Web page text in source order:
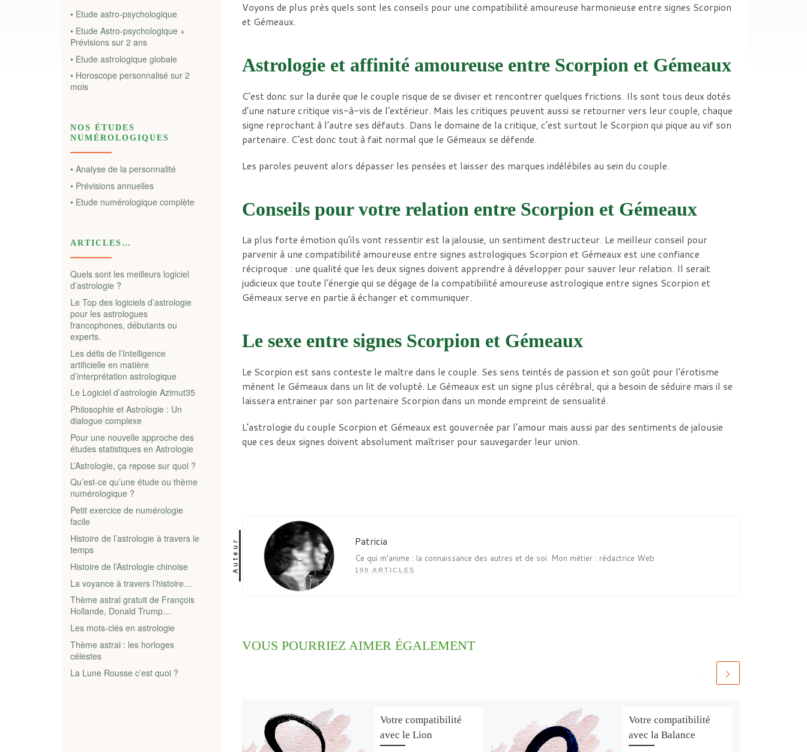
Voyons de plus près quels sont les conseils pour une compatibilité amoureuse harmonieuse entre signes Scorpion
et Gémeaux.
Astrologie et affinité amoureuse entre Scorpion et Gémeaux
C’est donc sur la durée que le couple risque de se diviser et rencontrer quelques frictions. Ils sont tous deux dotés
d’une nature critique vis-à-vis de l’extérieur. Mais les critiques peuvent aussi se retourner vers leur couple, chaque
signe reprochant à l’autre ses défauts. Dans le domaine de la critique, c’est surtout le Scorpion qui pique au vif son
partenaire. C’est donc tout à fait normal que le Gémeaux se défende.
Les paroles peuvent alors dépasser les pensées et laisser des marques indélébiles au sein du couple.
Conseils pour votre relation entre Scorpion et Gémeaux
La plus forte émotion qu’ils vont ressentir est la jalousie, un sentiment destructeur. Le meilleur conseil pour
parvenir à une compatibilité amoureuse entre signes astrologiques Scorpion et Gémeaux est une confiance
réciproque : une qualité que les deux signes doivent apprendre à développer pour sauver leur relation. Il serait
judicieux que toute l’énergie qui se dégage de la compatibilité amoureuse astrologique entre signes Scorpion et
Gémeaux serve en partie à échanger et communiquer.
Le sexe entre signes Scorpion et Gémeaux
Le Scorpion est sans conteste le maître dans le couple. Ses sens teintés de passion et son goût pour l’érotisme
mènent le Gémeaux dans un lit de volupté. Le Gémeaux est un signe plus cérébral, qui a besoin de séduire mais il se
laissera entrainer par son partenaire Scorpion dans un monde empreint de sensualité.
L’astrologie du couple Scorpion et Gémeaux est gouvernée par l’amour mais aussi par des sentiments de jalousie
que ces deux signes doivent absolument maîtriser pour sauvegarder leur union.
Auteur Patricia
Ce qui m'anime : la connaissance des autres et de soi. Mon métier : rédactrice Web
199 ARTICLES
VOUS POURRIEZ AIMER ÉGALEMENT
Votre compatibilité
avec le Lion
Votre compatibilité
avec la Balance
• Etude astro-psychologique
• Etude Astro-psychologique +
Prévisions sur 2 ans
• Etude astrologique globale
• Horoscope personnalisé sur 2
mois
NOS ÉTUDES
NUMÉROLOGIQUES
• Analyse de la personnalité
• Prévisions annuelles
• Etude numérologique complète
ARTICLES…
Quels sont les meilleurs logiciel
d’astrologie ?
Le Top des logiciels d’astrologie
pour les astrologues
francophones, débutants ou
experts.
Les défis de l’Intelligence
artificielle en matière
d’interprétation astrologique
Le Logiciel d’astrologie Azimut35
Philosophie et Astrologie : Un
dialogue complexe
Pour une nouvelle approche des
études statistiques en Astrologie
L’Astrologie, ça repose sur quoi ?
Qu’est-ce qu’une étude ou thème
numérologique ?
Petit exercice de numérologie
facile
Histoire de l’astrologie à travers le
temps
Histoire de l’Astrologie chinoise
La voyance à travers l’histoire…
Thème astral gratuit de François
Hollande, Donald Trump…
Les mots-clés en astrologie
Thème astral : les horloges
célestes
La Lune Rousse c’est quoi ?